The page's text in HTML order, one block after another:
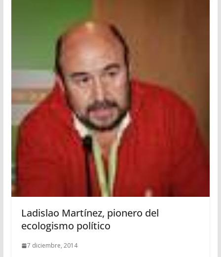
Ladislao Martínez, pionero del
ecologismo político
7 diciembre, 2014